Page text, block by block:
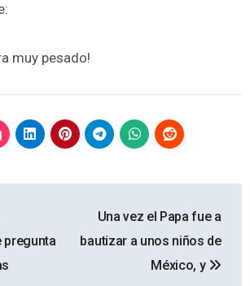
muy pesado!
pregunta
Una vez el Papa fue a
bautizar a unos niños de
México, y